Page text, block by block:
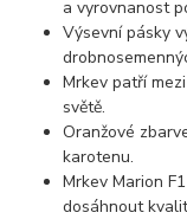
a vyrovnanost
Výsevní pásky
Mrkev patří
světě.
Oranžové
karotenu.
Mrkev Marion
dosáhnout